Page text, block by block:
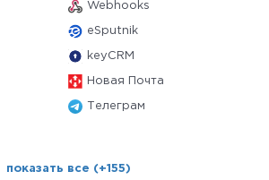
Webhooks
eSputnik
keyCRM
Новая Почта
Телеграм
показать все (+155)